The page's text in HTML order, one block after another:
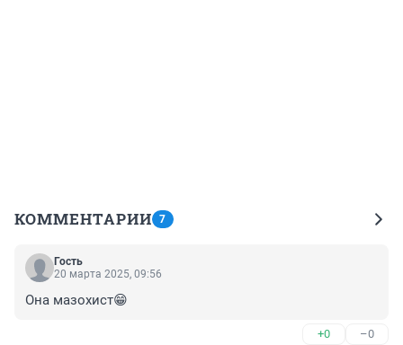
КОММЕНТАРИИ 7
Гость
20 марта 2025, 09:56
Она мазохист😁
+0 –0